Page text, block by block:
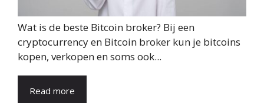
Wat is de beste Bitcoin broker? Bij een
cryptocurrency en Bitcoin broker kun je bitcoins
kopen, verkopen en soms ook...
Read more